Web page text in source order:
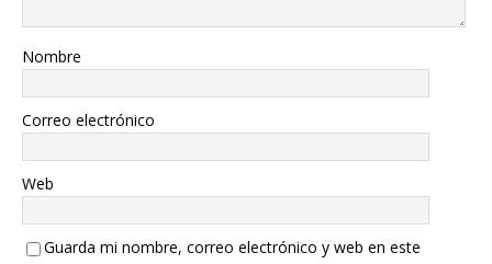
Nombre
Correo electrónico
Web
Guarda mi nombre, correo electrónico y web en este